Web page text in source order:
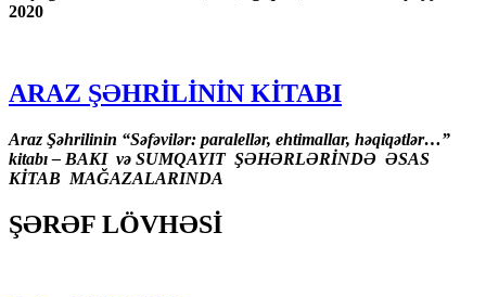
2020
ARAZ ŞƏHRİLİNİN KİTABI
Araz Şəhrilinin “Səfəvilər: paralellər, ehtimallar, həqiqətlər…”
kitabı – BAKI və SUMQAYIT ŞƏHƏRLƏRİNDƏ ƏSAS
KİTAB MAĞAZALARINDA
ŞƏRƏF LÖVHƏSİ